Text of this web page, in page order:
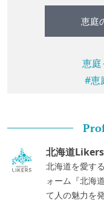
恵庭
恵庭
#恵
北海道
北海道を愛す
ォーム『北海
て人の魅力を